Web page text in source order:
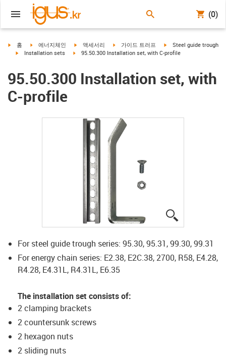
(0)
igus-icon-arrow-right
홈 igus-icon-arrow-right
에너지체인 igus-icon-arrow-right
액세서리 igus-icon-arrow-right
가이드 트러프 igus-icon-arrow-right
Steel guide trough
igus-icon-arrow-right
Installation sets igus-icon-arrow-right
95.50.300 Installation set, with C-profile
95.50.300 Installation set, with
C-profile
For steel guide trough series: 95.30, 95.31, 99.30, 99.31
For energy chain series: E2.38, E2C.38, 2700, R58, E4.28,
R4.28, E4.31L, R4.31L, E6.35
The installation set consists of:
2 clamping brackets
2 countersunk screws
2 hexagon nuts
2 sliding nuts